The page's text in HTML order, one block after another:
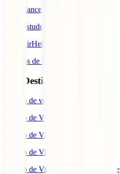
IATI Cancelamento Premium
IATI Estudos
IATI AirHelp
Seguros de Viagem
Top Destinos
Seguro de viagem para o Japão
Seguro de Viagem para os EUA
Seguro de Viagem para o Brasil
Seguro de Viagem para Tailândia
Seguro de Viagem para Cabo Verde